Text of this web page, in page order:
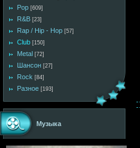
Pop [609]
R&B [23]
Rap / Hip - Hop [57]
Club [150]
Metal [72]
Шансон [27]
Rock [84]
Разное [193]
Музыка